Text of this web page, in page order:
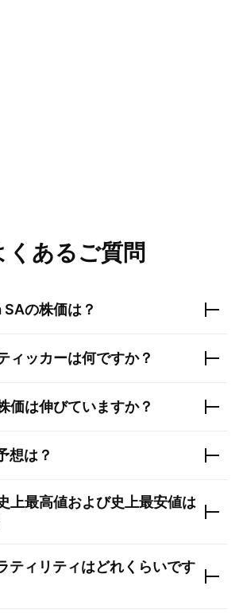
くあるご質問
SAの株価は？
ィッカーは何ですか？
価は伸びていますか？
想は？
上最高値および史上最安値は
ティリティはどれくらいです